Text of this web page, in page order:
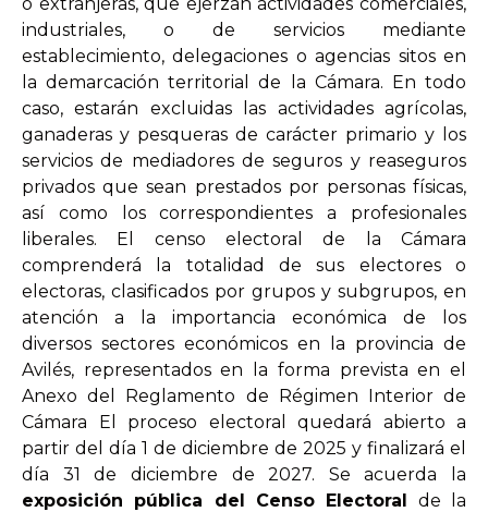
industriales, o de servicios mediante
establecimiento, delegaciones o agencias sitos en
la demarcación territorial de la Cámara. En todo
caso, estarán excluidas las actividades agrícolas,
ganaderas y pesqueras de carácter primario y los
servicios de mediadores de seguros y reaseguros
privados que sean prestados por personas físicas,
así como los correspondientes a profesionales
liberales. El censo electoral de la Cámara
comprenderá la totalidad de sus electores o
electoras, clasificados por grupos y subgrupos, en
atención a la importancia económica de los
diversos sectores económicos en la provincia de
Avilés, representados en la forma prevista en el
Anexo del Reglamento de Régimen Interior de
Cámara El proceso electoral quedará abierto a
partir del día 1 de diciembre de 2025 y finalizará el
día 31 de diciembre de 2027. Se acuerda la
exposición pública del Censo Electoral de la